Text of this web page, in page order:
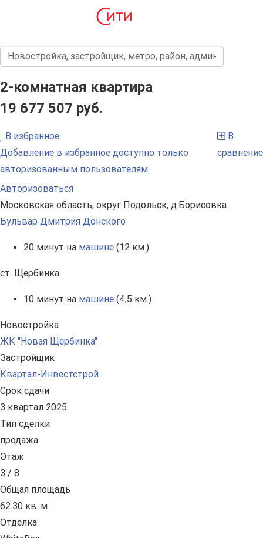
2-комнатная квартира
19 677 507 руб.
В избранное
Добавление в избранное доступно только
авторизованным пользователям.
Авторизоваться
В
сравнение
Московская область, округ Подольск, д.Борисовка
Бульвар Дмитрия Донского
20 минут на машине (12 км.)
ст. Щербинка
10 минут на машине (4,5 км.)
Новостройка
ЖК "Новая Щербинка"
Застройщик
Квартал-Инвестстрой
Срок сдачи
3 квартал 2025
Тип сделки
продажа
Этаж
3 / 8
Общая площадь
62.30 кв. м
Отделка